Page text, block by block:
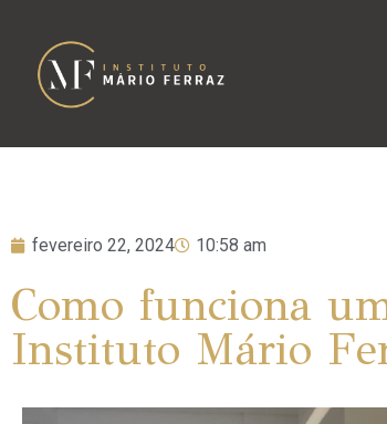
fevereiro 22, 2024 10:58 am
Como funciona
Instituto Mário